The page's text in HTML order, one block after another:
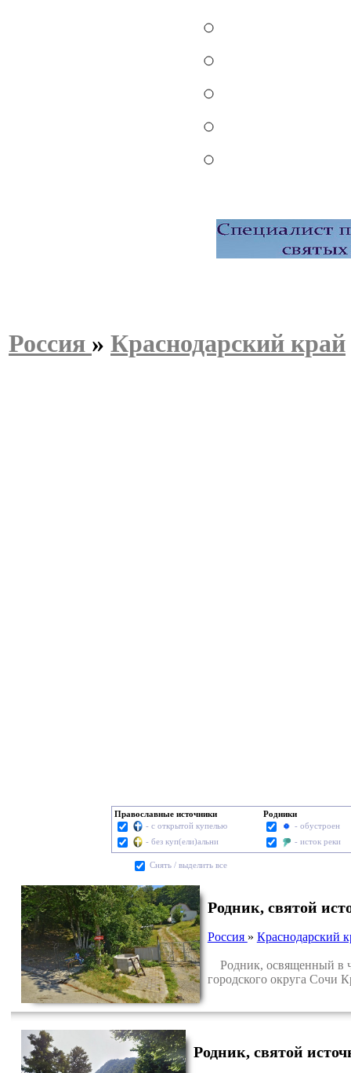
Россия » Краснодарский край
Православные источники
- с открытой купелью
- без куп(ели)альни
Родники
- обустроен
- исток реки
Cнять / выделить все
Родник, святой
Россия » Краснодарский
Родник, освященный в
городского округа Сочи
Родник, святой